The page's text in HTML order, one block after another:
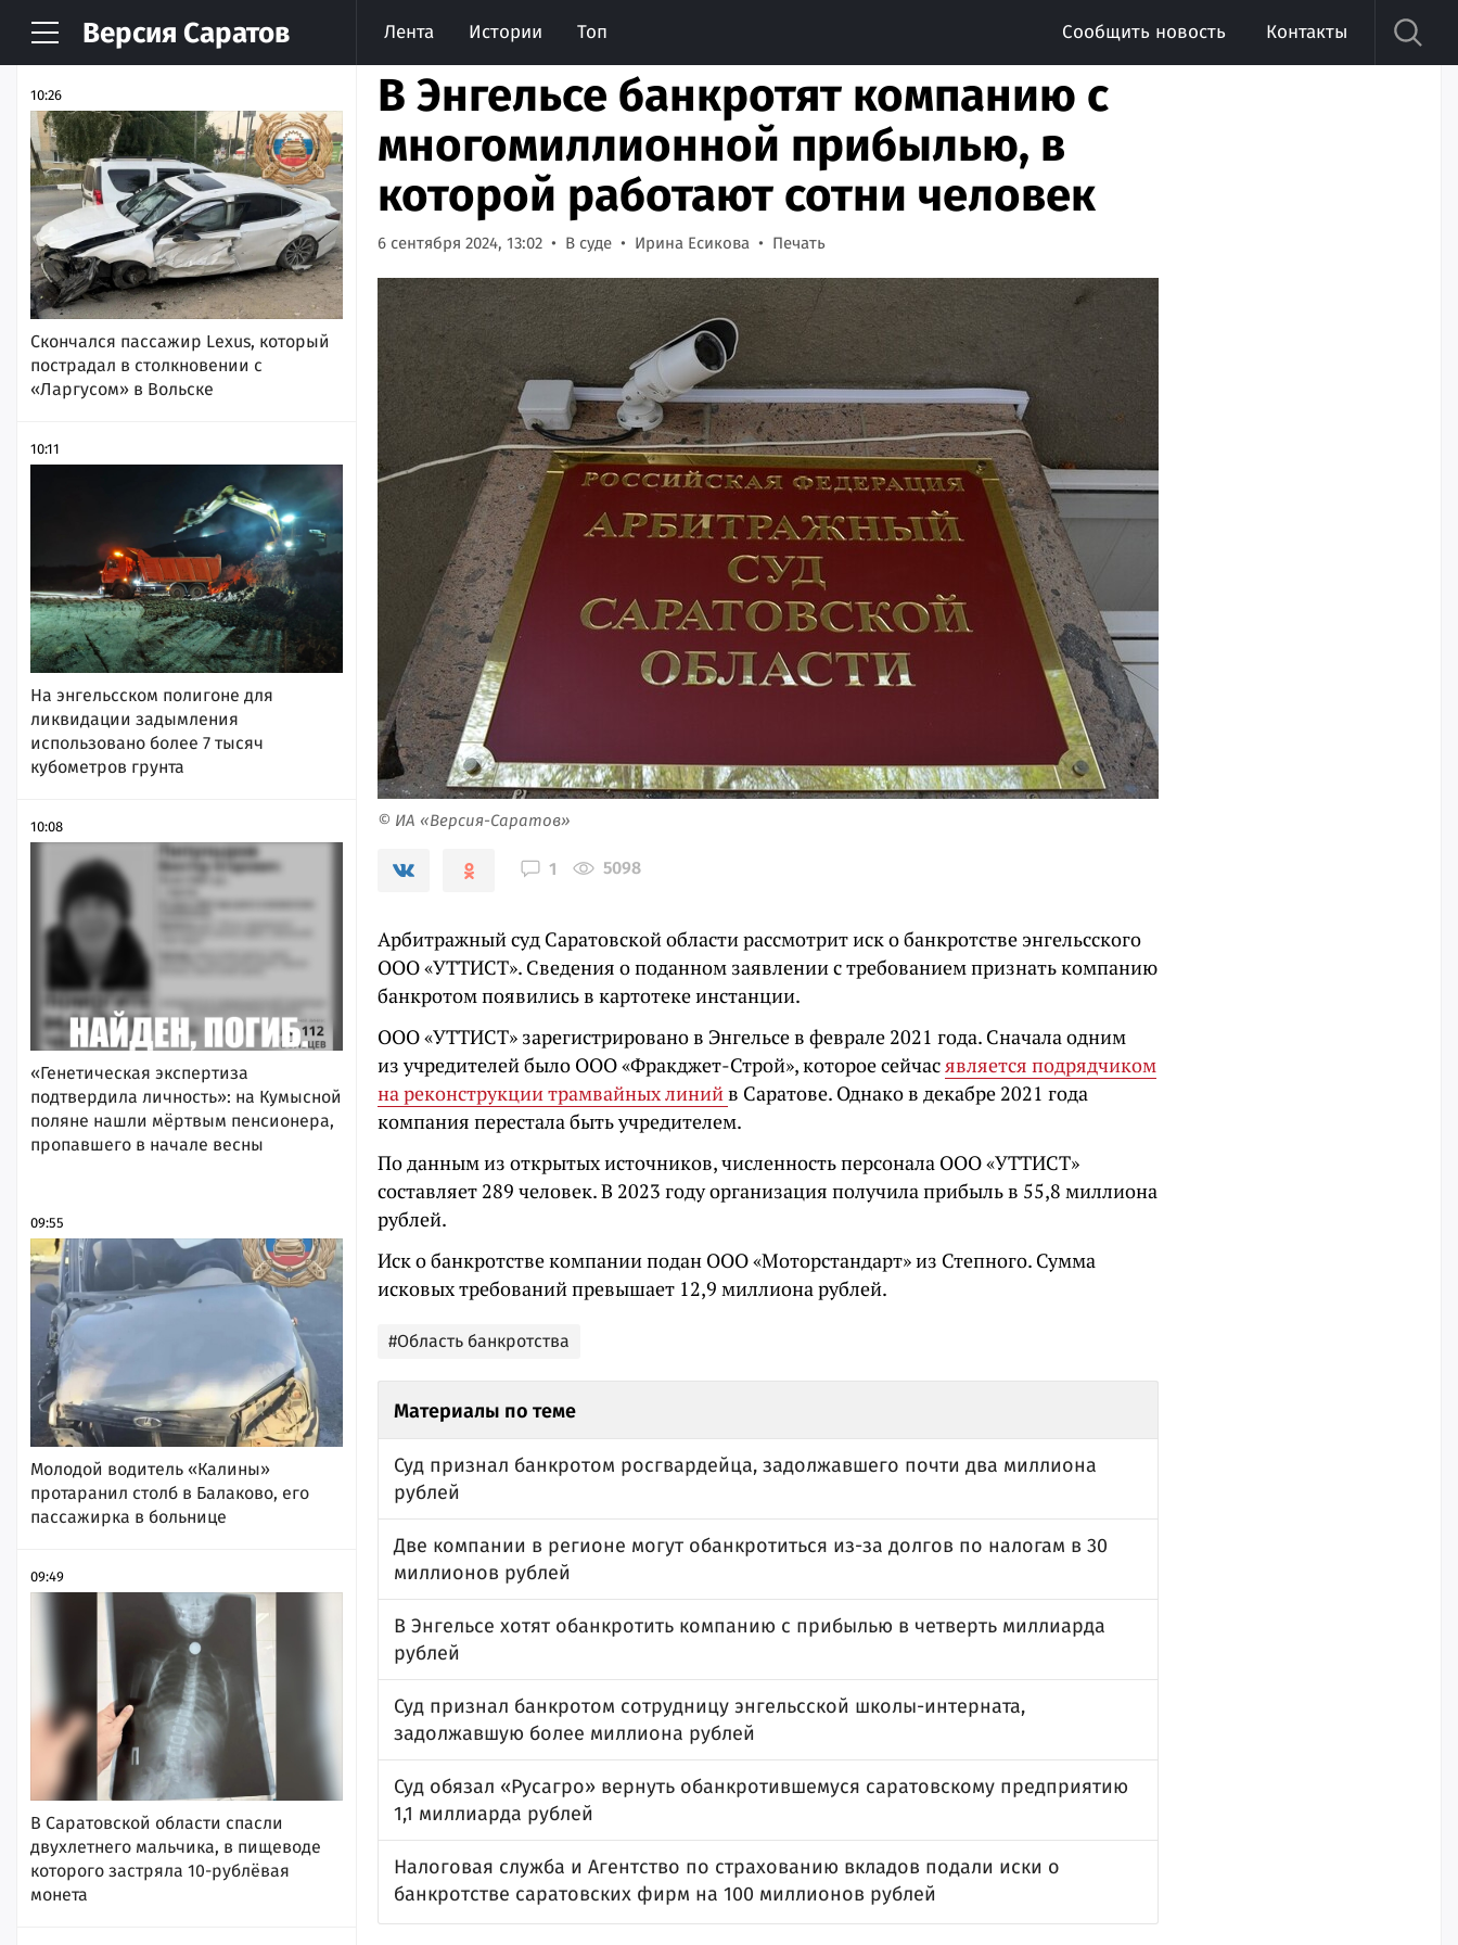
Версия Саратов Лента Истории Топ Сообщить новость Контакты
НОВОСТИ АРХИВ
10:26
Скончался пассажир Lexus, который
пострадал в столкновении с
«Ларгусом» в Вольске
10:11
На энгельсском полигоне для
ликвидации задымления
использовано более 7 тысяч
кубометров грунта
10:08
«Генетическая экспертиза
подтвердила личность»: на Кумысной
поляне нашли мёртвым пенсионера,
пропавшего в начале весны
09:55
Молодой водитель «Калины»
протаранил столб в Балаково, его
пассажирка в больнице
09:49
В Саратовской области спасли
двухлетнего мальчика, в пищеводе
которого застряла 10-рублёвая
монета
В Энгельсе банкротят компанию с
многомиллионной прибылью, в
которой работают сотни человек
6 сентября 2024, 13:02 В суде Ирина Есикова Печать
© ИА «Версия-Саратов»
1 5098
Арбитражный суд Саратовской области рассмотрит иск о банкротстве энгельсского
ООО «УТТИСТ». Сведения о поданном заявлении с требованием признать компанию
банкротом появились в картотеке инстанции.
ООО «УТТИСТ» зарегистрировано в Энгельсе в феврале 2021 года. Сначала одним
из учредителей было ООО «Фракджет-Строй», которое сейчасявляется подрядчиком
на реконструкции трамвайных линийв Саратове. Однако в декабре 2021 года
компания перестала быть учредителем.
По данным из открытых источников, численность персонала ООО «УТТИСТ»
составляет 289 человек. В 2023 году организация получила прибыль в 55,8 миллиона
рублей.
Иск о банкротстве компании подан ООО «Моторстандарт» из Степного. Сумма
исковых требований превышает 12,9 миллиона рублей.
#Область банкротства
Материалы по теме
Суд признал банкротом росгвардейца, задолжавшего почти два миллиона
рублей
Две компании в регионе могут обанкротиться из-за долгов по налогам в 30
миллионов рублей
В Энгельсе хотят обанкротить компанию с прибылью в четверть миллиарда
рублей
Суд признал банкротом сотрудницу энгельсской школы-интерната,
задолжавшую более миллиона рублей
Суд обязал «Русагро» вернуть обанкротившемуся саратовскому предприятию
1,1 миллиарда рублей
Налоговая служба и Агентство по страхованию вкладов подали иски о
банкротстве саратовских фирм на 100 миллионов рублей